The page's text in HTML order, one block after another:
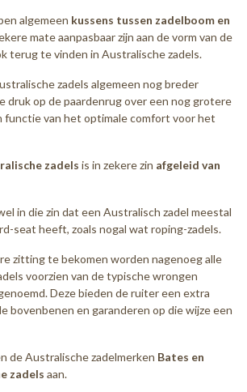
algemeen kussens tussen zadelboom en
mate aanpasbaar zijn aan de vorm van de
terug te vinden in Australische zadels.
zadels algemeen nog breder
druk op de paardenrug over een nog grotere
functie van het optimale comfort voor het
zadels is in zekere zin afgeleid van
in die zin dat een Australisch zadel meestal
seat heeft, zoals nogal wat roping-zadels.
zitting te bekomen worden nagenoeg alle
voorzien van de typische wrongen
Deze bieden de ruiter een extra
bovenbenen en garanderen op die wijze een
de Australische zadelmerken Bates en
zadels aan.